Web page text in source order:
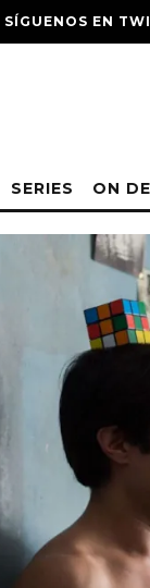
SÍGUENOS EN
SERIES ON